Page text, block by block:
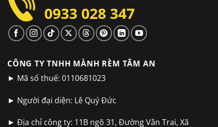
0933 028 347
CÔNG TY TNHH MÀNH RÈM TÂM AN
► Mã số thuế: 0110681023
► Người đại diện: Lê Quý Đức
► Địa chỉ công ty: 11B ngõ 31, Đường Vân Trai, Xã